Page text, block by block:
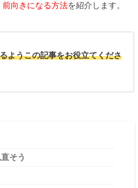
向きになる方法を紹介します。
ようこの記事をお役立てくださ
そう